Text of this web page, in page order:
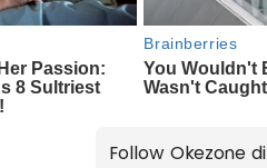
Follow Okezone